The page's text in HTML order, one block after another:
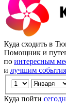
Куда сходить в
Помощник и
по интересным
и лучшим
Куда пойти